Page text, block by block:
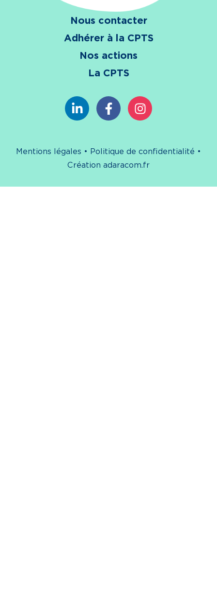
Nous contacter
Adhérer à la CPTS
Nos actions
La CPTS
Mentions légales • Politique de confidentialité •
Création adaracom.fr